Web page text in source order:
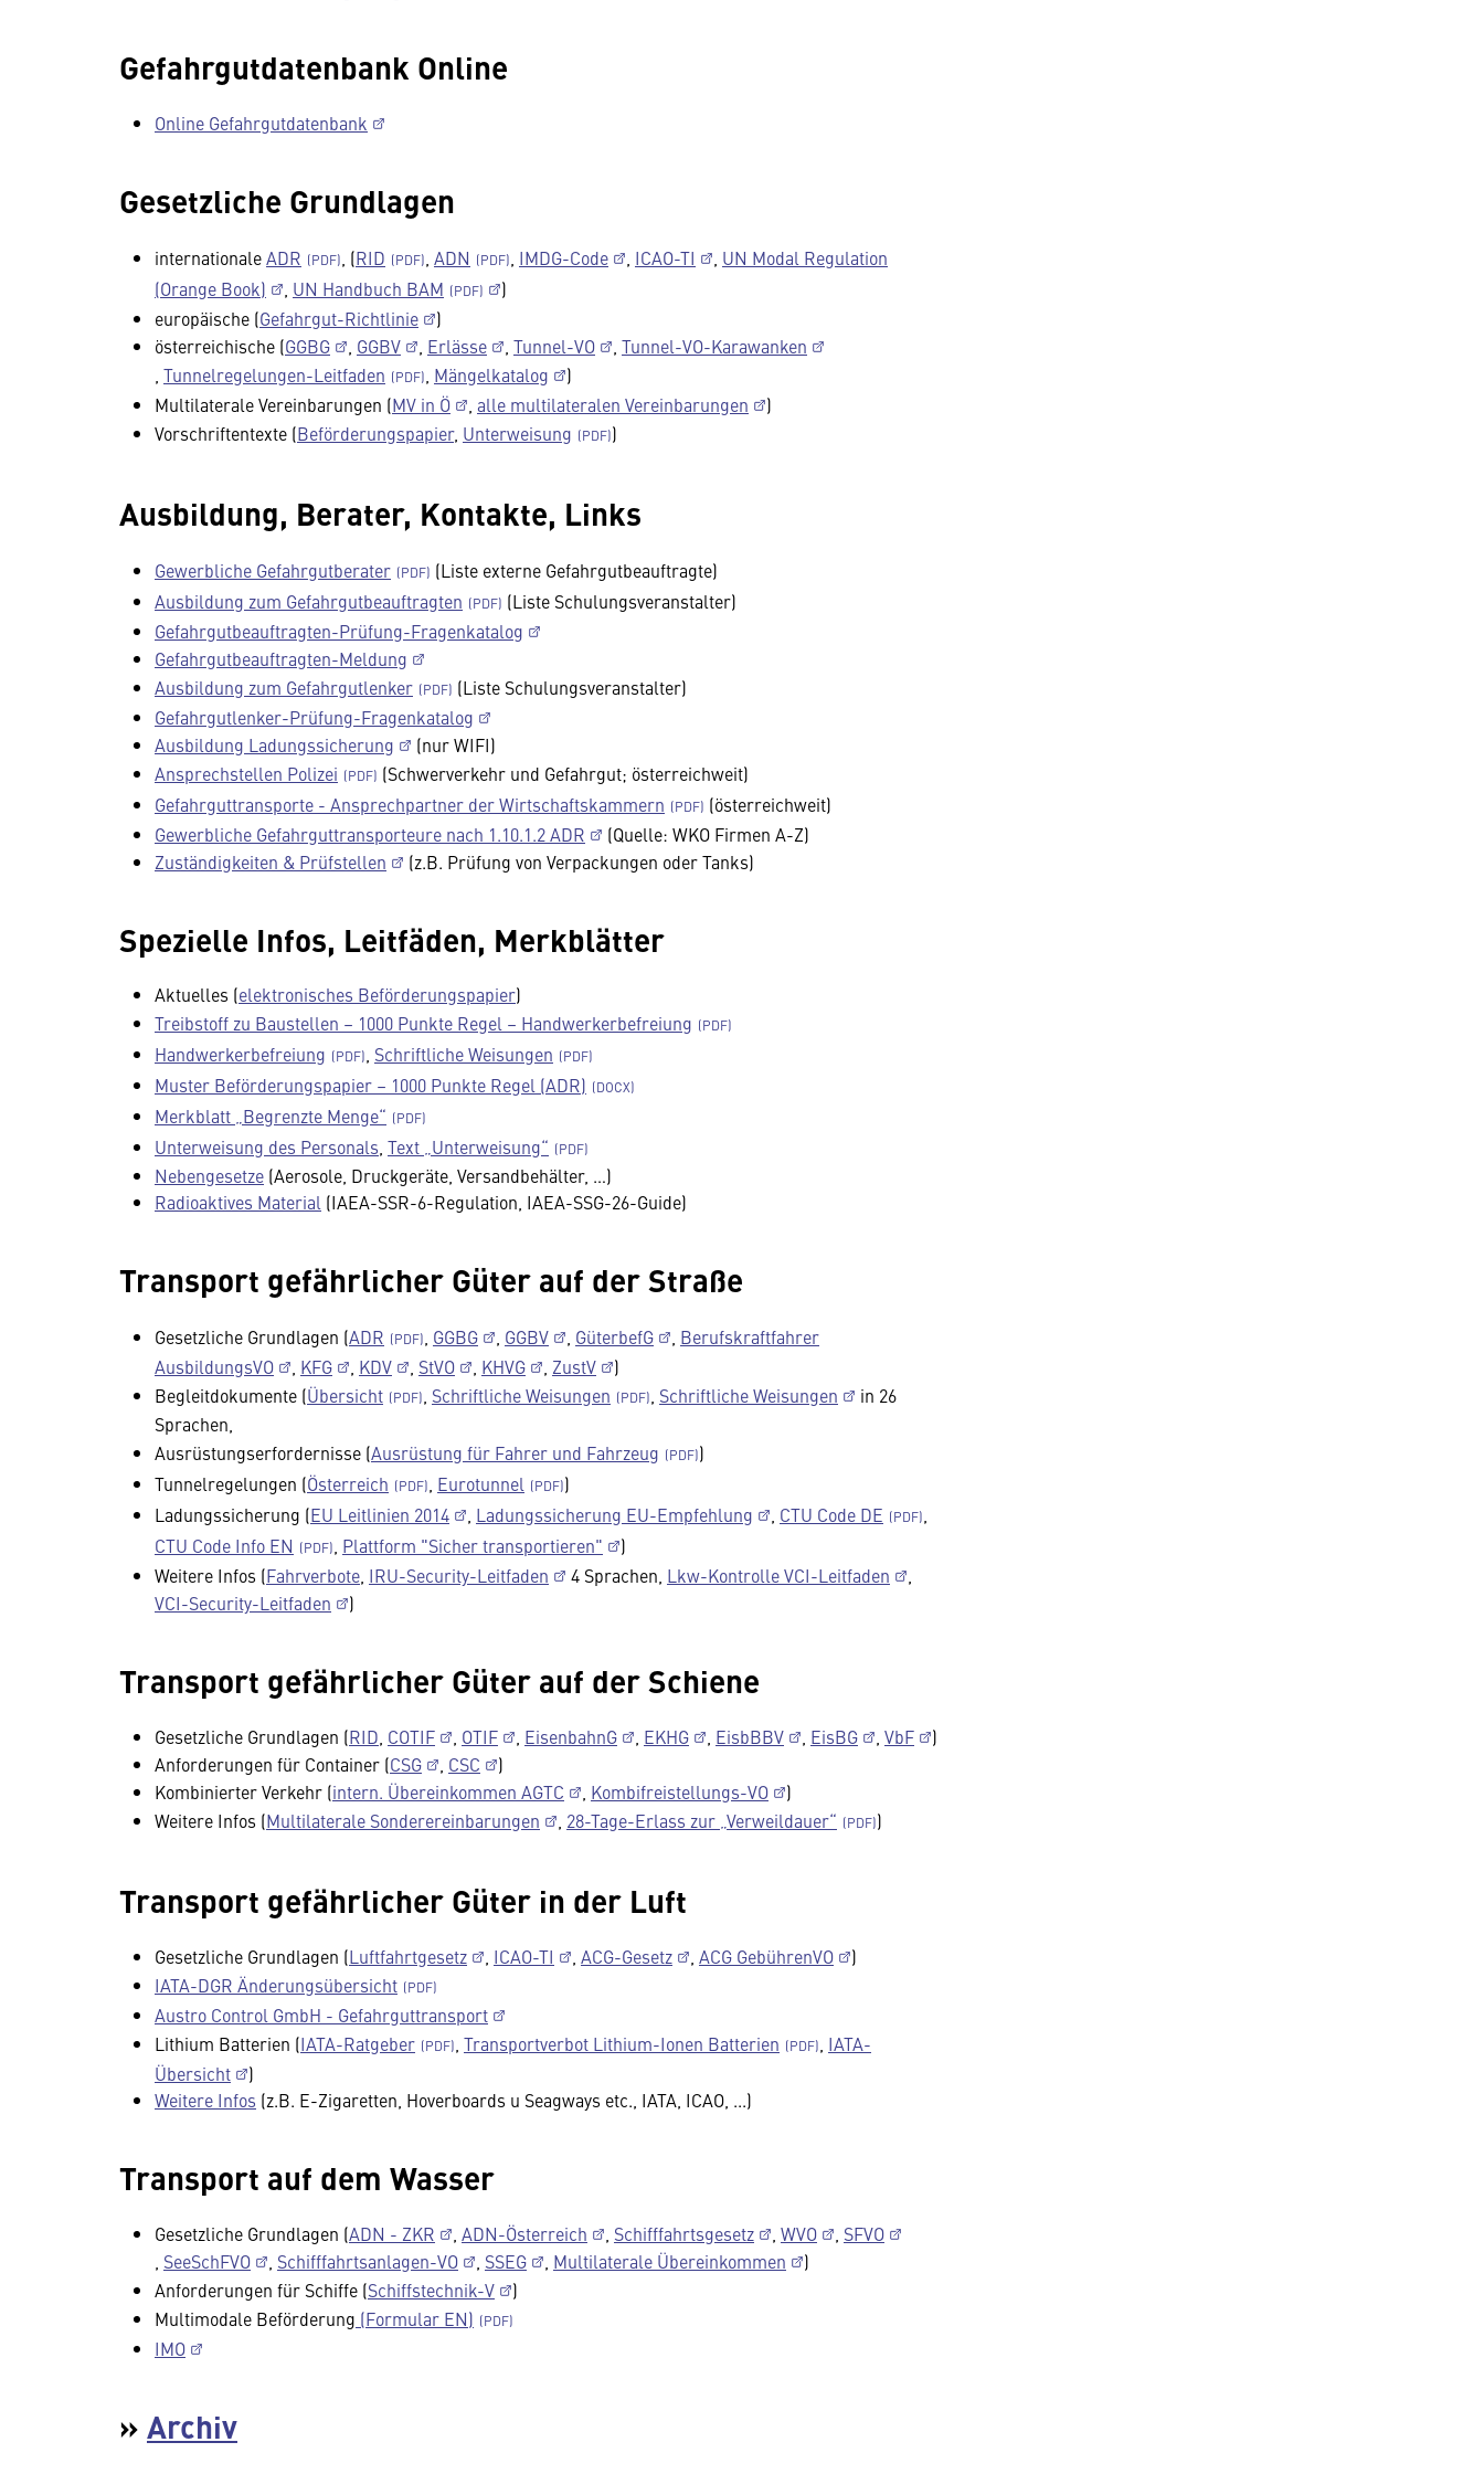
Gefahrgutdatenbank Online
Online Gefahrgutdatenbank
Gesetzliche Grundlagen
internationaleADR , (RID ADN IMDG-Code ICAO-TI
UN Modal Regulation
(Orange Book)
UN Handbuch BAM
)
europäische (Gefahrgut-Richtlinie
)
österreichische (GGBG GGBV Erlässe Tunnel-VO
Tunnel-VO-Karawanken
Tunnelregelungen-Leitfaden Mängelkatalog
)
Multilaterale Vereinbarungen (MV in Ö alle multilateralen Vereinbarungen
)
Vorschriftentexte (Beförderungspapier, Unterweisung )
Ausbildung, Berater, Kontakte, Links
Gewerbliche Gefahrgutberater
(Liste externe Gefahrgutbeauftragte)
Ausbildung zum Gefahrgutbeauftragten
(Liste Schulungsveranstalter)
Gefahrgutbeauftragten-Prüfung-Fragenkatalog
Gefahrgutbeauftragten-Meldung
Ausbildung zum Gefahrgutlenker
(Liste Schulungsveranstalter)
Gefahrgutlenker-Prüfung-Fragenkatalog
Ausbildung Ladungssicherung
(nur WIFI)
Ansprechstellen Polizei
(Schwerverkehr und Gefahrgut; österreichweit)
Gefahrguttransporte - Ansprechpartner der Wirtschaftskammern
(österreichweit)
Gewerbliche Gefahrguttransporteure nach 1.10.1.2 ADR
(Quelle: WKO Firmen A-Z)
Zuständigkeiten & Prüfstellen
(z.B. Prüfung von Verpackungen oder Tanks)
Spezielle Infos, Leitfäden, Merkblätter
Aktuelles (elektronisches Beförderungspapier)
Treibstoff zu Baustellen – 1000 Punkte Regel – Handwerkerbefreiung
Handwerkerbefreiung
Schriftliche Weisungen
Muster Beförderungspapier – 1000 Punkte Regel (ADR)
Merkblatt „Begrenzte Menge“
Unterweisung des Personals Text „Unterweisung“
Nebengesetze (Aerosole, Druckgeräte, Versandbehälter, …)
Radioaktives Material (IAEA-SSR-6-Regulation, IAEA-SSG-26-Guide)
Transport gefährlicher Güter auf der Straße
Gesetzliche Grundlagen (ADR GGBG GGBV GüterbefG
Berufskraftfahrer
AusbildungsVO
KFG KDV StVO KHVG ZustV
)
Begleitdokumente (Übersicht Schriftliche Weisungen Schriftliche Weisungen
in 26
Sprachen,
Ausrüstungserfordernisse (Ausrüstung für Fahrer und Fahrzeug
)
Tunnelregelungen (Österreich Eurotunnel
)
Ladungssicherung (EU Leitlinien 2014 Ladungssicherung EU-Empfehlung CTU Code DE
CTU Code Info EN
Plattform "Sicher transportieren"
)
Weitere Infos (Fahrverbote IRU-Security-Leitfaden 4 Sprachen, Lkw-Kontrolle VCI-Leitfaden
VCI-Security-Leitfaden
)
Transport gefährlicher Güter auf der Schiene
Gesetzliche Grundlagen (RID COTIF OTIF EisenbahnG EKHG EisbBBV EisBG VbF
)
Anforderungen für Container (CSG CSC
)
Kombinierter Verkehr (intern. Übereinkommen AGTC Kombifreistellungs-VO
)
Weitere Infos (Multilaterale Sonderereinbarungen 28-Tage-Erlass zur „Verweildauer“ )
Transport gefährlicher Güter in der Luft
Gesetzliche Grundlagen (Luftfahrtgesetz ICAO-TI ACG-Gesetz ACG GebührenVO
)
IATA-DGR Änderungsübersicht
Austro Control GmbH - Gefahrguttransport
Lithium Batterien (IATA-Ratgeber Transportverbot Lithium-Ionen Batterien
IATA-
Übersicht
)
Weitere Infos (z.B. E-Zigaretten, Hoverboards u Seagways etc., IATA, ICAO, ...)
Transport auf dem Wasser
Gesetzliche Grundlagen (ADN - ZKR ADN-Österreich Schifffahrtsgesetz WVO
SFVO
SeeSchFVO Schifffahrtsanlagen-VO SSEG Multilaterale Übereinkommen
)
Anforderungen für Schiffe (Schiffstechnik-V
)
Multimodale Beförderung (Formular EN)
IMO
» Archiv